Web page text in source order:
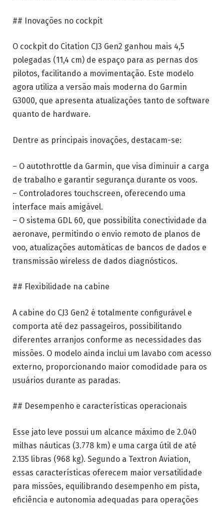
## Inovações no cockpit
O cockpit do Citation CJ3 Gen2 ganhou mais 4,5
polegadas (11,4 cm) de espaço para as pernas dos
pilotos, facilitando a movimentação. Este modelo
agora utiliza a versão mais moderna do Garmin
G3000, que apresenta atualizações tanto de software
quanto de hardware.
Dentre as principais inovações, destacam-se:
– O autothrottle da Garmin, que visa diminuir a carga
de trabalho e garantir segurança durante os voos.
– Controladores touchscreen, oferecendo uma
interface mais amigável.
– O sistema GDL 60, que possibilita conectividade da
aeronave, permitindo o envio remoto de planos de
voo, atualizações automáticas de bancos de dados e
transmissão wireless de dados diagnósticos.
## Flexibilidade na cabine
A cabine do CJ3 Gen2 é totalmente configurável e
comporta até dez passageiros, possibilitando
diferentes arranjos conforme as necessidades das
missões. O modelo ainda inclui um lavabo com acesso
externo, proporcionando maior comodidade para os
usuários durante as paradas.
## Desempenho e características operacionais
Esse jato leve possui um alcance máximo de 2.040
milhas náuticas (3.778 km) e uma carga útil de até
2.135 libras (968 kg). Segundo a Textron Aviation,
essas características oferecem maior versatilidade
para missões, equilibrando desempenho em pista,
eficiência e autonomia adequadas para operações